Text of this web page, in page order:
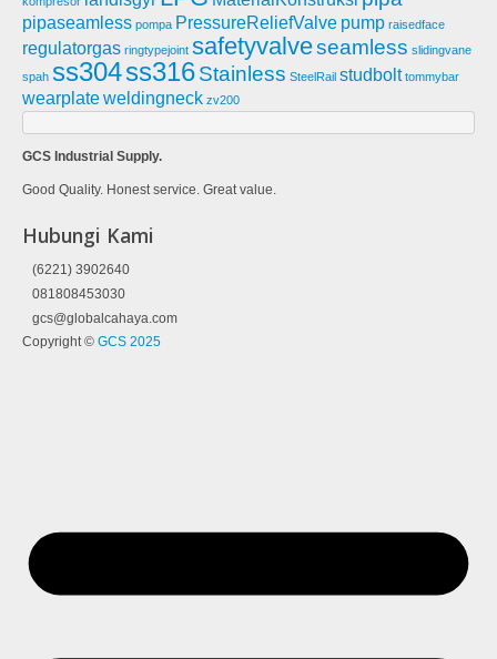
pipaseamless pompa PressureReliefValve pump raisedface
regulatorgas ringtypejoint safetyvalveseamless slidingvane
spah ss304ss316Stainless SteelRail studbolt tommybar
wearplateweldingneck zv200
GCS Industrial Supply.
Good Quality. Honest service. Great value.
Hubungi Kami
(6221) 3902640
081808453030
gcs@globalcahaya.com
Copyright © GCS 2025